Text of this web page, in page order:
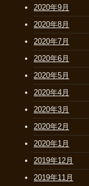
2020年9月
2020年8月
2020年7月
2020年6月
2020年5月
2020年4月
2020年3月
2020年2月
2020年1月
2019年12月
2019年11月